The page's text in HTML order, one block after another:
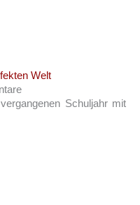
Welt
Schuljahr mit